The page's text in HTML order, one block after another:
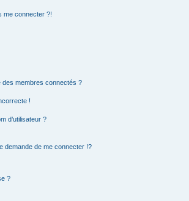
me connecter ?!
des membres connectés ?
!
d’utilisateur ?
demande de me connecter !?
?